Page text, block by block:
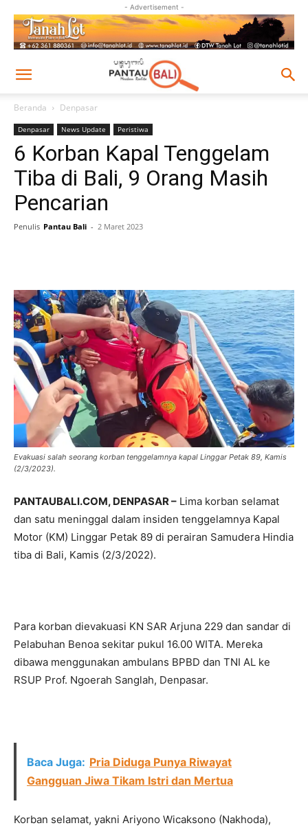
- Advertisement -
Beranda Denpasar
Denpasar News Update Peristiwa
6 Korban Kapal Tenggelam
Tiba di Bali, 9 Orang Masih
Pencarian
Penulis Pantau Bali - 2 Maret 2023
Evakuasi salah seorang korban tenggelamnya kapal Linggar Petak 89, Kamis
(2/3/2023).
PANTAUBALI.COM, DENPASAR – Lima korban selamat
dan satu meninggal dalam insiden tenggelamnya Kapal
Motor (KM) Linggar Petak 89 di perairan Samudera Hindia
tiba di Bali, Kamis (2/3/2022).
Para korban dievakuasi KN SAR Arjuna 229 dan sandar di
Pelabuhan Benoa sekitar pukul 16.00 WITA. Mereka
dibawa menggunakan ambulans BPBD dan TNI AL ke
RSUP Prof. Ngoerah Sanglah, Denpasar.
Baca Juga: Pria Diduga Punya Riwayat
Gangguan Jiwa Tikam Istri dan Mertua
Korban selamat, yakni Ariyono Wicaksono (Nakhoda),